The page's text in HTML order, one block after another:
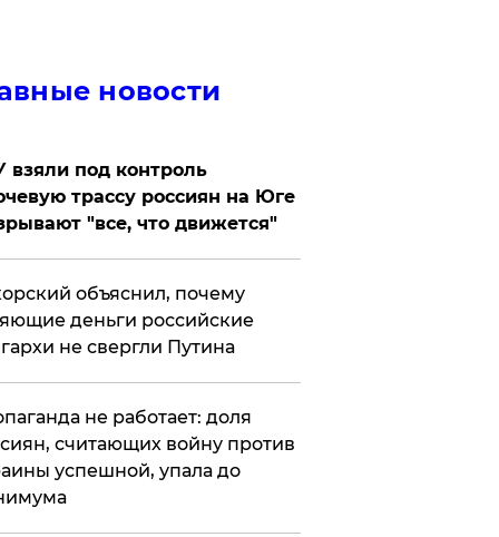
новости
взяли под контроль
трассу россиян на Юге
"все, что движется"
объяснил, почему
деньги российские
не свергли Путина
не работает: доля
считающих войну против
успешной, упала до